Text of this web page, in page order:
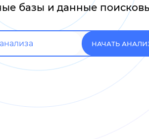
базы и данные
НАЧАТЬ